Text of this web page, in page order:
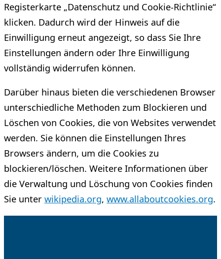
Registerkarte „Datenschutz und Cookie-Richtlinie“
klicken. Dadurch wird der Hinweis auf die
Einwilligung erneut angezeigt, so dass Sie Ihre
Einstellungen ändern oder Ihre Einwilligung
vollständig widerrufen können.
Darüber hinaus bieten die verschiedenen Browser
unterschiedliche Methoden zum Blockieren und
Löschen von Cookies, die von Websites verwendet
werden. Sie können die Einstellungen Ihres
Browsers ändern, um die Cookies zu
blockieren/löschen. Weitere Informationen über
die Verwaltung und Löschung von Cookies finden
Sie unter wikipedia.org, www.allaboutcookies.org.